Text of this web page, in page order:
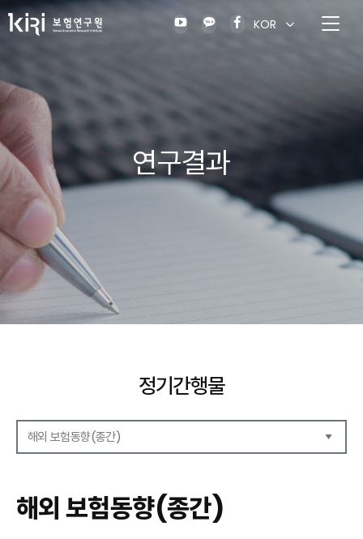
KOR
연구결과
정기간행물
해외 보험동향(종간)
보험금융연구
KIRI 리포트
해외 보험동향(종간)